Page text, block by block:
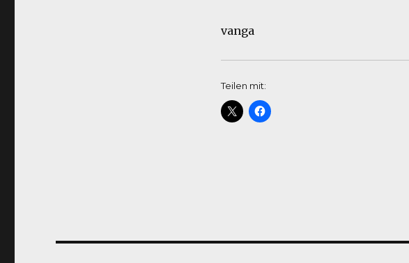
vanga
Teilen mit: